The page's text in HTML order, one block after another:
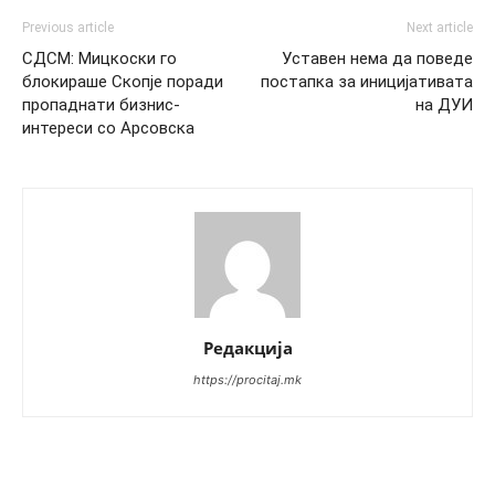
Previous article
СДСМ: Мицкоски го
блокираше Скопје поради
пропаднати бизнис-
интереси со Арсовска
Next article
Уставен нема да поведе
постапка за иницијативата
на ДУИ
Редакција
https://procitaj.mk